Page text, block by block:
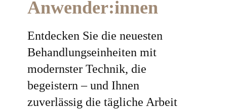
Anwender:innen
Entdecken Sie die neuesten
Behandlungseinheiten mit
modernster Technik, die
begeistern – und Ihnen
zuverlässig die tägliche Arbeit